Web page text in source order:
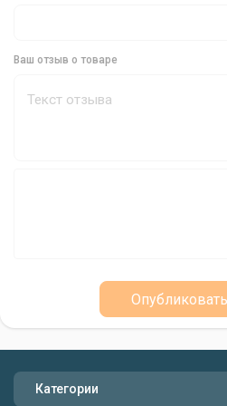
Упаковка для Удобства
Упаковка кормушки Aperio Q.M.F.
передовые технологии и
более эффективным и
Ваш отзыв о товаре
Категории